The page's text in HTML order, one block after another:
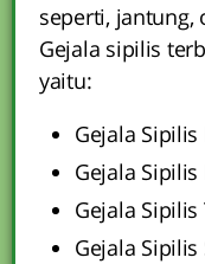
seperti, jantung,
Gejala sipilis
yaitu:
Gejala
Gejala Sipilis
Gejala Sipilis
Gejala